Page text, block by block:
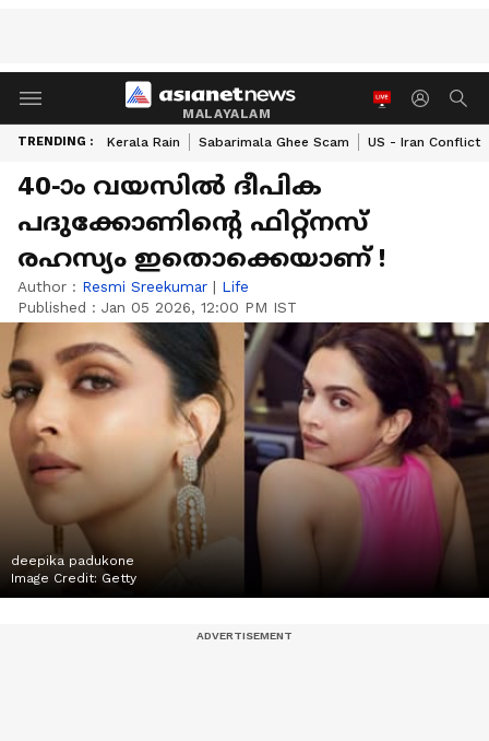
MALAYALAM
TRENDING : Kerala Rain Sabarimala Ghee Scam US - Iran Conflict
40-ാം വയസിൽ ദീപിക
പദുക്കോണിന്റെ ഫിറ്റ്നസ്
രഹസ്യം ഇതൊക്കെയാണ് !
Author : Resmi Sreekumar | Life
Published : Jan 05 2026, 12:00 PM IST
deepika padukone
Image Credit: Getty